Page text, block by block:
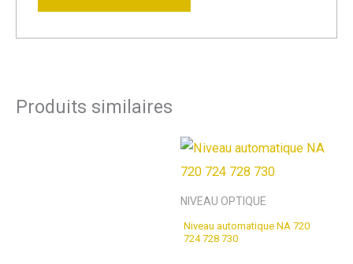
Produits similaires
NIVEAU OPTIQUE
Niveau automatique NA 720
724 728 730